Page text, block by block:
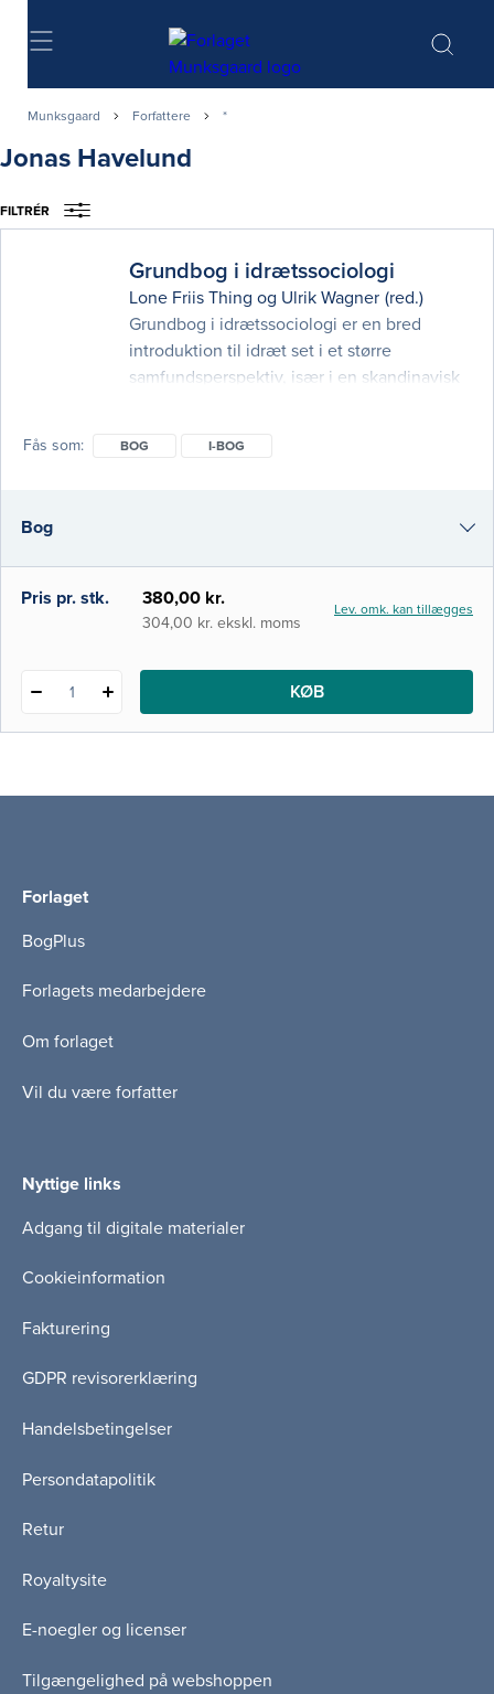
Søg
Munksgaard Forfattere *
Jonas Havelund
FILTRÉR
Grundbog i idrætssociologi
Lone Friis Thing og Ulrik Wagner (red.)
Grundbog i idrætssociologi er en bred
introduktion til idræt set i et større
samfundsperspektiv, især i en skandinavisk
tematiske emner. Alle kapitler inddrager
sport og medier samt social kapital,
Fås som BOG I-BOG
Bog
i-bog
Pris pr. stk. 380,00 kr.
304,00 kr. ekskl. moms
Lev. omk. kan tillægges
1 KØB
Forlaget
BogPlus
Forlagets medarbejdere
Om forlaget
Vil du være forfatter
Nyttige links
Adgang til digitale materialer
Cookieinformation
Fakturering
GDPR revisorerklæring
Handelsbetingelser
Persondatapolitik
Retur
Royaltysite
E-noegler og licenser
Tilgængelighed på webshoppen